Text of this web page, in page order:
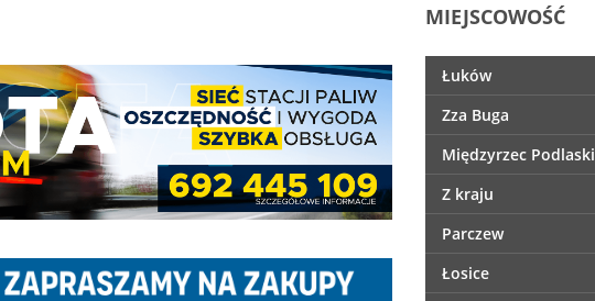
MIEJSCOWOŚĆ
Łuków
Zza Buga
Międzyrzec Podlaski
Z kraju
Parczew
Łosice